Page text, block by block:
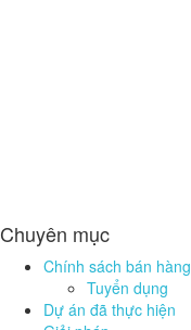
Chuyên mục
Chính sách bán hàng
Tuyển dụng
Dự án đã thực hiện